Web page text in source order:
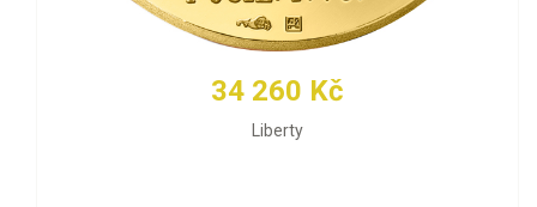
34 260 Kč
Liberty